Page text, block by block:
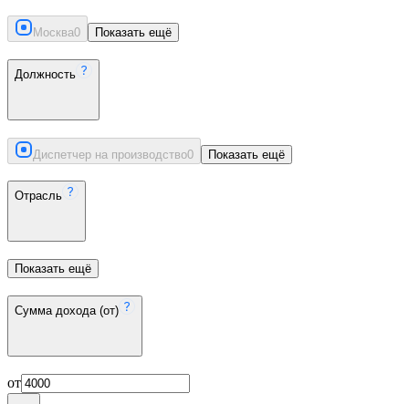
Москва0 Показать ещё
Должность
Диспетчер на производство0 Показать ещё
Отрасль
Показать ещё
Сумма дохода (от)
от